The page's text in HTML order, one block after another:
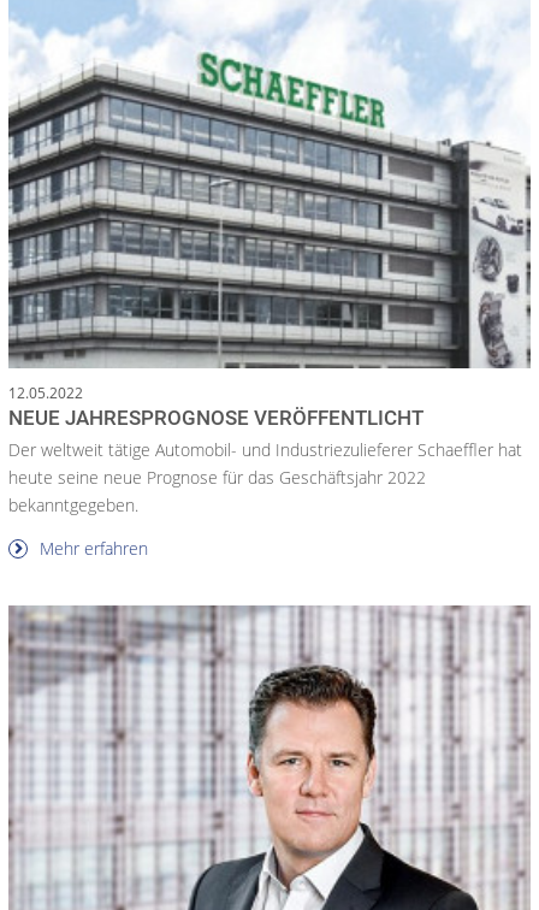
12.05.2022
NEUE JAHRESPROGNOSE VERÖFFENTLICHT
Der weltweit tätige Automobil- und Industriezulieferer Schaeffler hat
heute seine neue Prognose für das Geschäftsjahr 2022
bekanntgegeben.
Mehr erfahren